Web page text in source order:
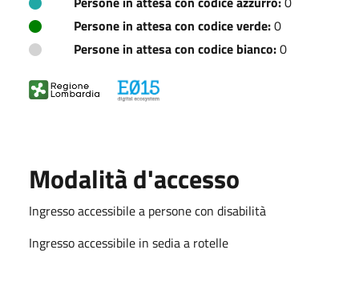
Persone in attesa con codice verde:0
Persone in attesa con codice bianco:0
Modalità d'accesso
Ingresso accessibile a persone con disabilità
Ingresso accessibile in sedia a rotelle